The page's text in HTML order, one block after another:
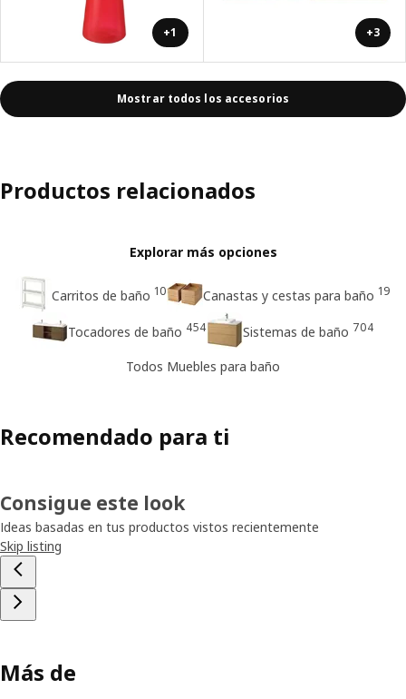
+1 +3
Mostrar todos los accesorios
Productos relacionados
Explorar más opciones
Carritos de baño 10 Canastas y cestas para baño 19
Tocadores de baño 454 Sistemas de baño 704
Todos Muebles para baño
Recomendado para ti
Consigue este look
Ideas basadas en tus productos vistos recientemente
Skip listing
Más de